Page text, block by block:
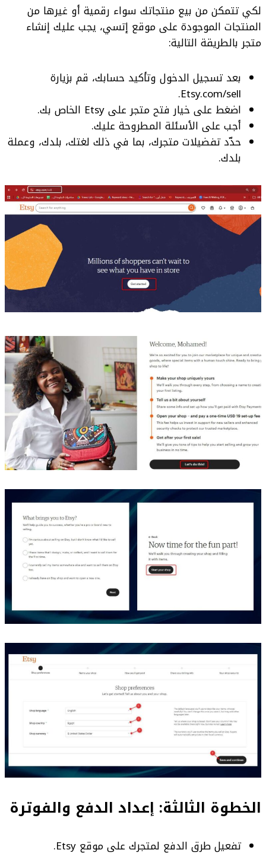
لكي تتمكن من بيع منتجاتك سواء رقمية أو غيرها من
المنتجات الموجودة على موقع إتسي، يجب عليك إنشاء
متجر بالطريقة التالية:
بعد تسجيل الدخول وتأكيد حسابك، قم بزيارة
Etsy.com/sell.
اضغط على خيار فتح متجر على Etsy الخاص بك.
أجب على الأسئلة المطروحة عليك.
حدّد تفضيلات متجرك، بما في ذلك لغتك، بلدك، وعملة
بلدك.
الخطوة الثالثة: إعداد الدفع والفوترة
تفعيل طرق الدفع لمتجرك على موقع Etsy.